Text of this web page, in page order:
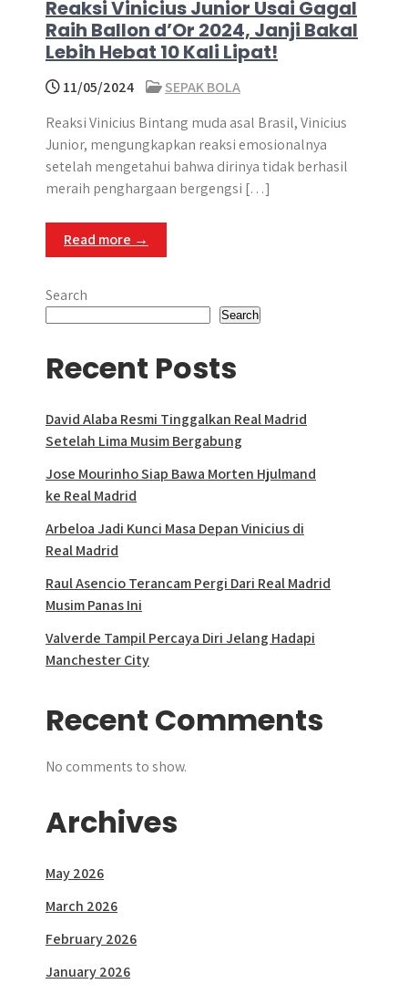
Reaksi Vinicius Junior Usai Gagal
Raih Ballon d’Or 2024, Janji Bakal
Lebih Hebat 10 Kali Lipat!
11/05/2024
SEPAK BOLA
Reaksi Vinicius Bintang muda asal Brasil, Vinicius
Junior, mengungkapkan reaksi emosionalnya
setelah mengetahui bahwa dirinya tidak berhasil
meraih penghargaan bergengsi […]
Read more →
Search
Search
Recent Posts
David Alaba Resmi Tinggalkan Real Madrid
Setelah Lima Musim Bergabung
Jose Mourinho Siap Bawa Morten Hjulmand
ke Real Madrid
Arbeloa Jadi Kunci Masa Depan Vinicius di
Real Madrid
Raul Asencio Terancam Pergi Dari Real Madrid
Musim Panas Ini
Valverde Tampil Percaya Diri Jelang Hadapi
Manchester City
Recent Comments
No comments to show.
Archives
May 2026
March 2026
February 2026
January 2026